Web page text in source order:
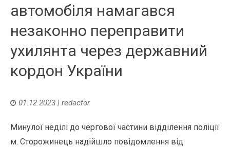
автомобіля намагався
незаконно переправити
ухилянта через державний
кордон України
01.12.2023 | redactor
Минулої неділі до чергової частини відділення поліції
м. Сторожинець надійшло повідомлення від